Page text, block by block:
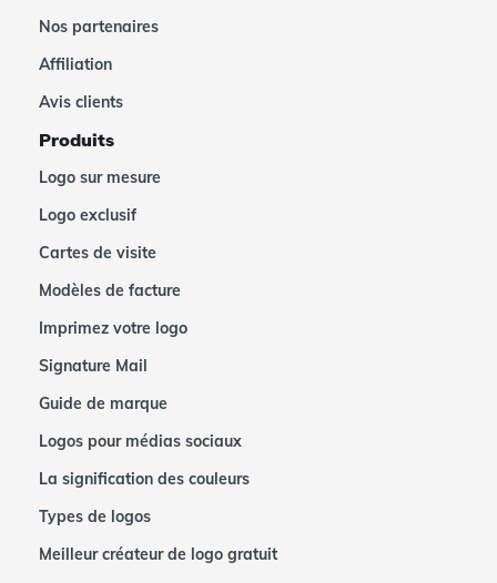
Nos partenaires
Affiliation
Avis clients
Produits
Logo sur mesure
Logo exclusif
Cartes de visite
Modèles de facture
Imprimez votre logo
Signature Mail
Guide de marque
Logos pour médias sociaux
La signification des couleurs
Types de logos
Meilleur créateur de logo gratuit